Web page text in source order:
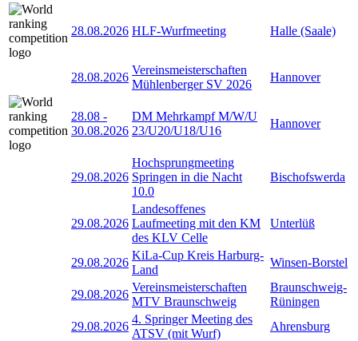
28.08.2026 HLF-Wurfmeeting Halle (Saale)
28.08.2026
Vereinsmeisterschaften
Mühlenberger SV 2026
Hannover
28.08 -
30.08.2026
DM Mehrkampf M/W/U
23/U20/U18/U16
Hannover
29.08.2026
Hochsprungmeeting
Springen in die Nacht
10.0
Bischofswerda
29.08.2026
Landesoffenes
Laufmeeting mit den KM
des KLV Celle
Unterlüß
29.08.2026
KiLa-Cup Kreis Harburg-
Land
Winsen-Borstel
29.08.2026
Vereinsmeisterschaften
MTV Braunschweig
Braunschweig-
Rüningen
29.08.2026
4. Springer Meeting des
ATSV (mit Wurf)
Ahrensburg